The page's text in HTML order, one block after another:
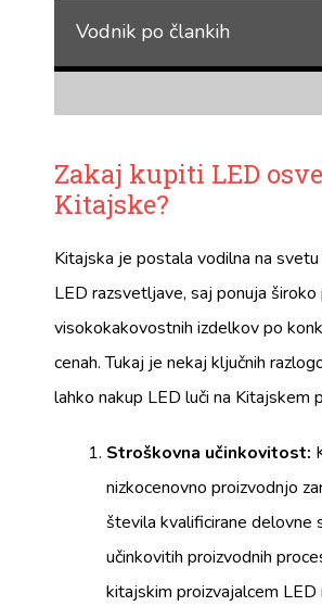
Vodnik po člankih
Zakaj kupiti LED
Kitajske?
Kitajska je postala vodilna na
LED razsvetljave, saj ponuja
visokokakovostnih izdelkov po
cenah. Tukaj je nekaj ključnih
lahko nakup LED luči na Kitajskem
Stroškovna učinkovitost:
nizkocenovno proizvodnjo
števila kvalificirane delovne
učinkovitih proizvodnih
kitajskim proizvajalcem